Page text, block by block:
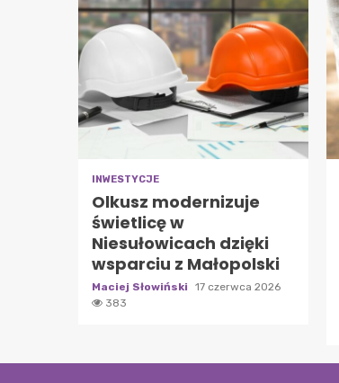
INWESTYCJE
Olkusz modernizuje
świetlicę w
Niesułowicach dzięki
wsparciu z Małopolski
Maciej Słowiński
17 czerwca 2026
383